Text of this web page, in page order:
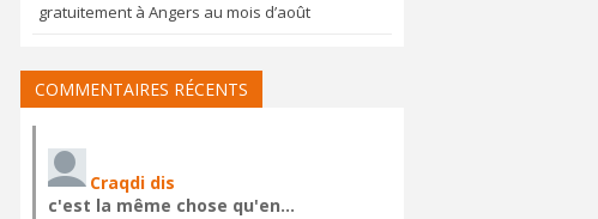
gratuitement à Angers au mois d’août
COMMENTAIRES RÉCENTS
Craqdi dis
c'est la même chose qu'en…